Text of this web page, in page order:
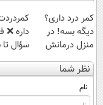
کمر درد داری؟
دیگه بسه! در
منزل درمانش
کن
(◀پرسش‌نامه)
داره
سؤال
بهبودی
داری!
نظر شما
نام